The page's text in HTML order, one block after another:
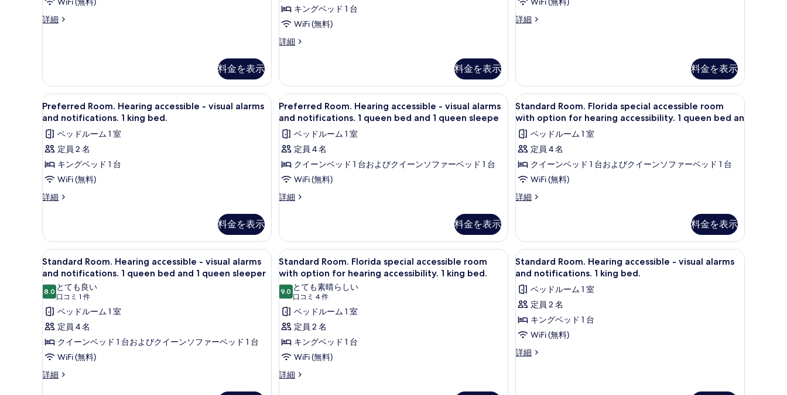
絞
り
shower
accessibility.
1
que
の
す
べ
て
の
写
表
示
す
る
詳細
Standard
in
shower
and
option
for
hearing
accessibility.
que
の
細
料金を表示
option
for
hearing
king
bed.
の
す
べ
て
の
写
真
表
示
す
る
2
件)
キングベッド 1 台
WiFi (無料)
詳細
Preferred
accessible
room
with
option
hearing
accessibility.
king
bed.
詳
料金を表示
option
queen
bed
a
の
す
べ
て
の
写
表
示
す
る
詳細
Preferred
with
option
for
hearing
accessibility.
queen
bed
a
の
細
料金を表示
Preferred
Room.
Hearing
accessible
-
visual
alarms
and
king
bed.
の
す
べ
て
の
写
真
を
表
セーフティボックス (室内)、デスク、遮光カーテン、アイロン / アイロン台
4
Preferred Room. Hearing accessible - visual alarms
and notifications. 1 king bed.
ベッドルーム 1 室
定員 2 名
キングベッド 1 台
WiFi (無料)
詳細
Preferred
-
visual
alarms
and
notifications.
1
king
bed.
の
詳
細
料金を表示
Preferred
Room.
Hearing
accessible
-
visual
alarms
and
queen
bed
and
1
queen
sleepe
の
す
べ
て
の
セーフティボックス (室内)、デスク、遮光カーテン、アイロン / アイロン台
4
Preferred Room. Hearing accessible - visual alarms
and notifications. 1 queen bed and 1 queen sleepe
ベッドルーム 1 室
定員 4 名
クイーンベッド 1 台およびクイーンソファーベッド 1 台
WiFi (無料)
詳細
Preferred
-
visual
alarms
and
notifications.
1
queen
bed
and
queen
sleepe
詳
料金を表示
Standard
Room.
Florida
special
accessible
room
with
option
accessibility.
queen
bed
an
の
す
べ
て
セーフティボックス (室内)、デスク、遮光
4
Standard Room. Florida special accessible room
with option for hearing accessibility. 1 queen bed an
ベッドルーム 1 室
定員 4 名
クイーンベッド 1 台およびクイーンソファーベッド 1 台
WiFi (無料)
詳細
Standard
accessible
room
with
option
hearing
accessibility.
queen
bed
の
料金を表示
Standard
Room.
Hearing
accessible
-
visual
alarms
and
notifications.
1
セーフティボックス (室内)、デスク、遮光カーテン、アイロン / アイロン台
4
Standard Room. Hearing accessible - visual alarms
and notifications. 1 queen bed and 1 queen sleeper
8.010 点中 8.0
とても良い
口コミ 1 件
(口
コ
ミ
件)
ベッドルーム 1 室
定員 4 名
クイーンベッド 1 台およびクイーンソファーベッド 1 台
WiFi (無料)
詳細
Standard
Standard
Room.
Florida
special
accessible
room
with
option
for
hearing
セーフティボックス (室内)、デスク、遮光カーテン、アイロン / アイロン台
4
Standard Room. Florida special accessible room
with option for hearing accessibility. 1 king bed.
9.010 点中 9.0
とても素晴らしい
口コミ 4 件
(口
コ
ミ
4
件)
ベッドルーム 1 室
定員 2 名
キングベッド 1 台
WiFi (無料)
詳細
Standard
Standard
Room.
Hearing
accessible
-
visual
alarms
and
セーフティボックス (室内)、デスク、遮光
4
Standard Room. Hearing accessible - visual alarms
and notifications. 1 king bed.
ベッドルーム 1 室
定員 2 名
キングベッド 1 台
WiFi (無料)
詳細
Standard